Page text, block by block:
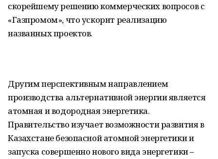
скорейшему решению коммерческих вопросов с
«Газпромом», что ускорит реализацию
названных проектов.
Другим перспективным направлением
производства альтернативной энергии является
атомная и водородная энергетика.
Правительство изучает возможности развития в
Казахстане безопасной атомной энергетики и
запуска совершенно нового вида энергетики –